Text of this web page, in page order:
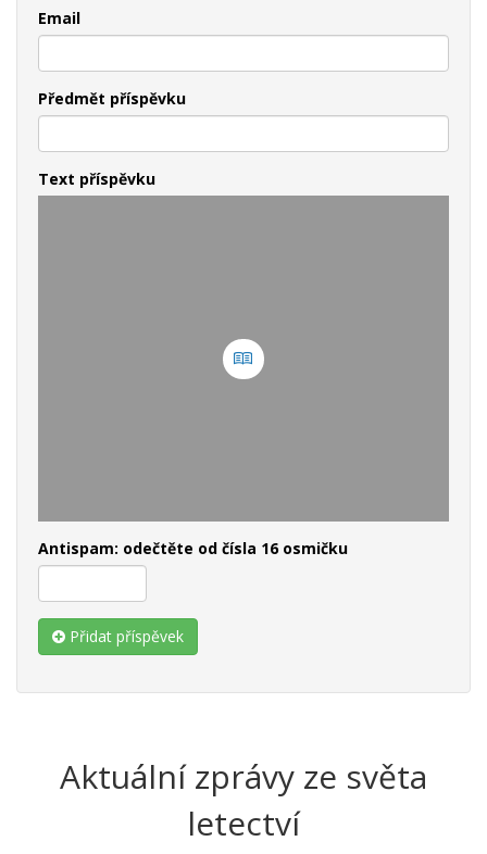
Email
Předmět příspěvku
Text příspěvku
Antispam: odečtěte od čísla 16 osmičku
Přidat příspěvek
Aktuální zprávy ze světa
letectví